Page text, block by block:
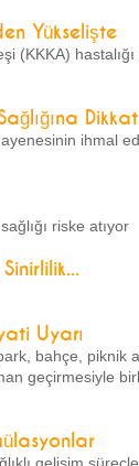
Yükselişte
(KKKA)
Dikkat
ihmal
riske atıyor
Uyarı
bahçe, piknik
geçirmesiyle